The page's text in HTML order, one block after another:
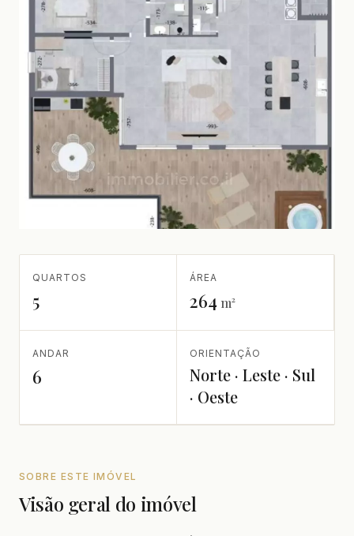
QUARTOS
5
ÁREA
264 m²
ANDAR
6
ORIENTAÇÃO
Norte · Leste · Sul
· Oeste
SOBRE ESTE IMÓVEL
Visão geral do imóvel